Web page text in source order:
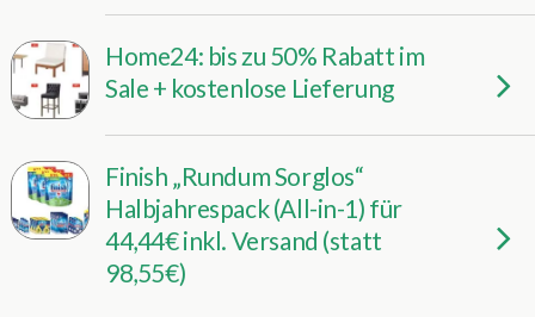
Home24: bis zu 50% Rabatt im
Sale + kostenlose Lieferung
Finish „Rundum Sorglos“
Halbjahrespack (All-in-1) für
44,44€ inkl. Versand (statt
98,55€)